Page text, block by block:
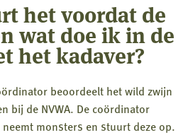
het voordat de
wat doe ik in de
het kadaver?
beoordeelt het wild zwijn
bij de NVWA. De coördinator
monsters en stuurt deze op.